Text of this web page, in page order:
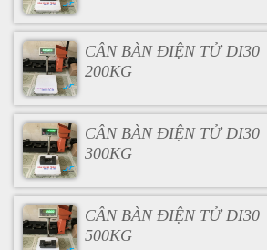
CÂN BÀN ĐIỆN TỬ DI30
200KG
CÂN BÀN ĐIỆN TỬ DI30
300KG
CÂN BÀN ĐIỆN TỬ DI30
500KG